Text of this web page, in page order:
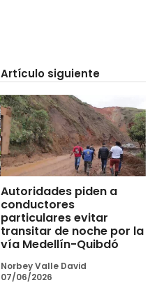
Artículo siguiente
Autoridades piden a
conductores
particulares evitar
transitar de noche por la
vía Medellín-Quibdó
Norbey Valle David
07/06/2026